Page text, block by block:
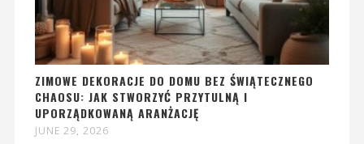
ZIMOWE DEKORACJE DO DOMU BEZ ŚWIĄTECZNEGO
CHAOSU: JAK STWORZYĆ PRZYTULNĄ I
UPORZĄDKOWANĄ ARANŻACJĘ
JUNE 29, 2026